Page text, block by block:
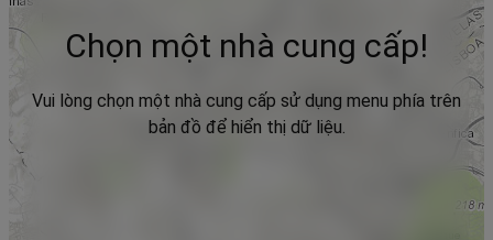
Chọn một nhà cung cấp!
Vui lòng chọn một nhà cung cấp sử dụng menu phía trên
bản đồ để hiển thị dữ liệu.